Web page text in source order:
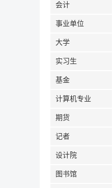
会计
事业单位
大学
实习生
基金
计算机专业
期货
记者
设计院
图书馆